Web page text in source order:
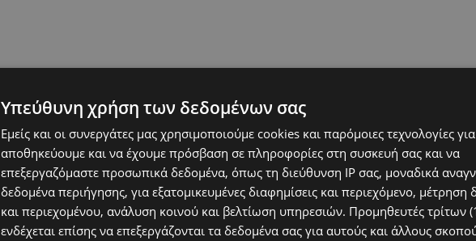
Υπεύθυνη χρήση των δεδομένων σας
Εμείς και οι συνεργάτες μας χρησιμοποιούμε cookies και παρόμοιες τεχνολογίες
αποθηκεύουμε και να έχουμε πρόσβαση σε πληροφορίες στη συσκευή σας και να
επεξεργαζόμαστε προσωπικά δεδομένα, όπως τη διεύθυνση IP σας, μοναδικά
δεδομένα περιήγησης, για εξατομικευμένες διαφημίσεις και περιεχόμενο, μέτρηση
και περιεχομένου, ανάλυση κοινού και βελτίωση υπηρεσιών. Προμηθευτές τρίτων
ενδέχεται επίσης να επεξεργάζονται τα δεδομένα σας για αυτούς και άλλους